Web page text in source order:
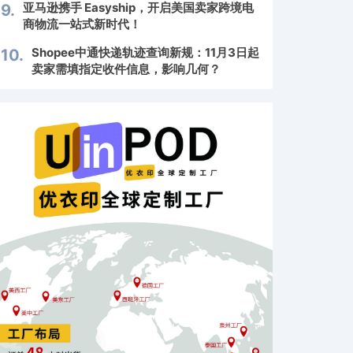
9. 亚马逊携手 Easyship，开启美国卖家跨境电
商物流一站式新时代！
10. Shopee中通快递轨迹查询新规：11月3日起
卖家需填指定收件信息，影响几何？